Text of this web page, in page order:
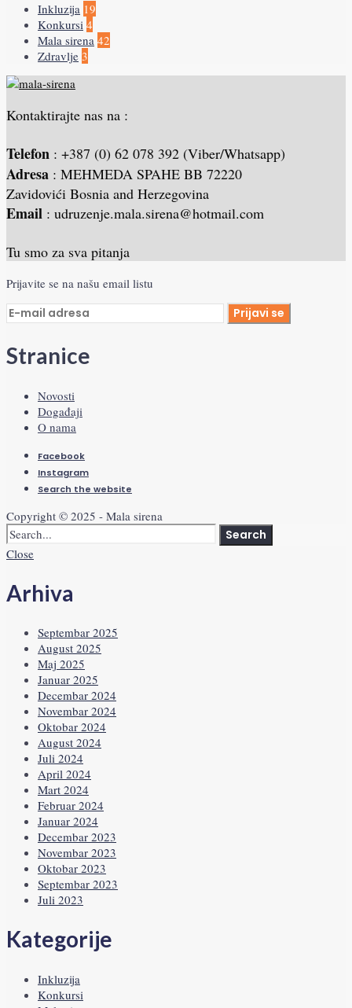
Inkluzija 19
Konkursi 4
Mala sirena 42
Zdravlje 3
Kontaktirajte nas na :
Telefon : +387 (0) 62 078 392 (Viber/Whatsapp)
Adresa : MEHMEDA SPAHE BB 72220
Zavidovići Bosnia and Herzegovina
Email : udruzenje.mala.sirena@hotmail.com
Tu smo za sva pitanja
Prijavite se na našu email listu
Stranice
Novosti
Događaji
O nama
Facebook
Instagram
Search the website
Copyright © 2025 - Mala sirena
Search
Close
Arhiva
Septembar 2025
August 2025
Maj 2025
Januar 2025
Decembar 2024
Novembar 2024
Oktobar 2024
August 2024
Juli 2024
April 2024
Mart 2024
Februar 2024
Januar 2024
Decembar 2023
Novembar 2023
Oktobar 2023
Septembar 2023
Juli 2023
Kategorije
Inkluzija
Konkursi